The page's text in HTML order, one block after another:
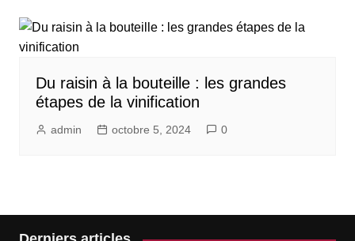
Du raisin à la bouteille : les grandes
étapes de la vinification
admin octobre 5, 2024 0